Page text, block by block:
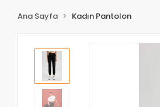
Ana Sayfa Kadın Pantolon